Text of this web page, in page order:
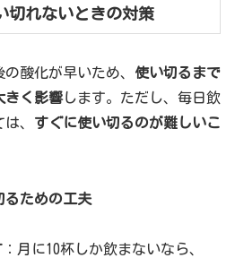
切れないときの対策
酸化が早いため、 使い切るまで
きく影響します。ただし、毎日飲
、 すぐに使い切るのが難しいこ
るための工夫
：月に10杯しか飲まないなら、